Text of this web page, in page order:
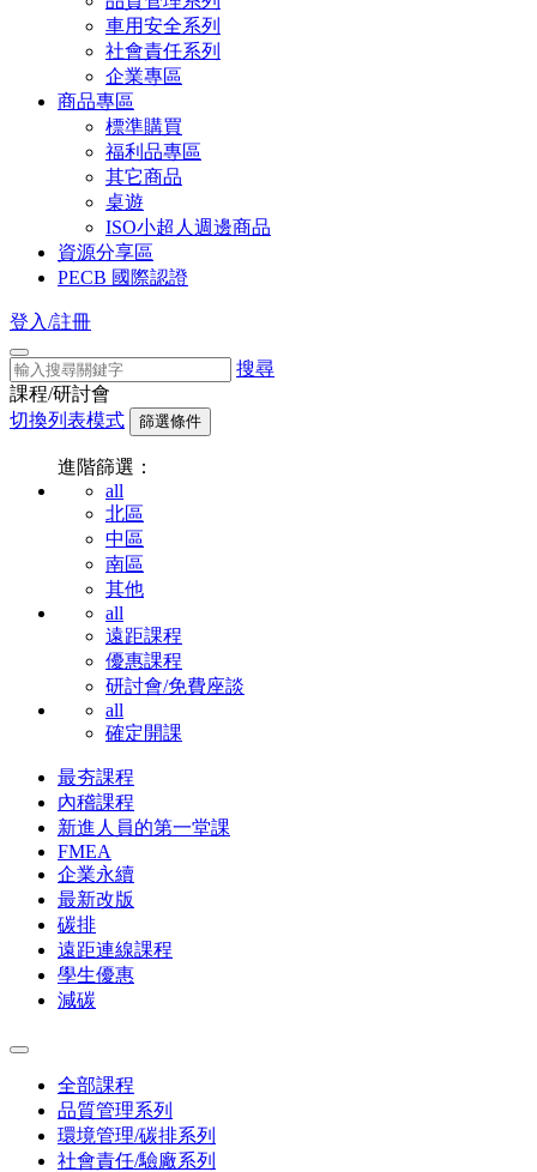
車用安全系列
社會責任系列
企業專區
商品專區
標準購買
福利品專區
其它商品
桌遊
ISO小超人週邊商品
資源分享區
PECB 國際認證
登入/註冊
搜尋
課程/研討會
切換列表模式
篩選條件
進階篩選：
all
北區
中區
南區
其他
all
遠距課程
優惠課程
研討會/免費座談
all
確定開課
最夯課程
內稽課程
新進人員的第一堂課
FMEA
企業永續
最新改版
碳排
遠距連線課程
學生優惠
減碳
全部課程
品質管理系列
環境管理/碳排系列
社會責任/驗廠系列